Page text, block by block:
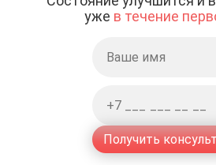
уже в течение
Получить